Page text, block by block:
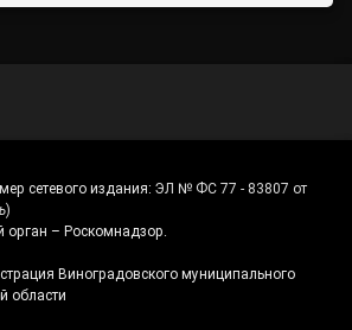
сетевого издания: ЭЛ № ФС 77 - 83807 от
)
орган – Роскомнадзор.
Виноградовского муниципального
области